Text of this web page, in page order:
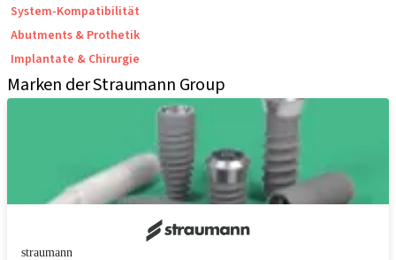
System-Kompatibilität
Abutments & Prothetik
Implantate & Chirurgie
Marken der Straumann Group
straumann